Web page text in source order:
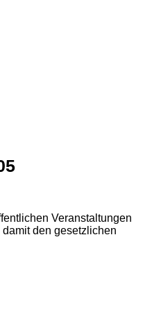
Veranstaltungen
den gesetzlichen